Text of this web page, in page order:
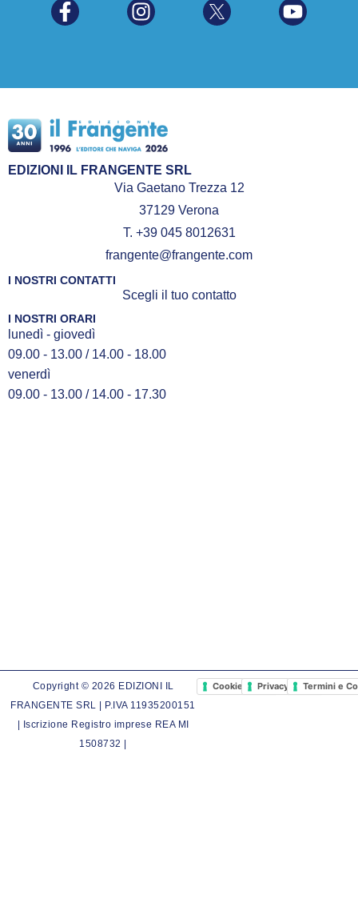
EDIZIONI IL FRANGENTE SRL
Via Gaetano Trezza 12
37129 Verona
T. +39 045 8012631
frangente@frangente.com
I NOSTRI CONTATTI
Scegli il tuo contatto
I NOSTRI ORARI
lunedì - giovedì
09.00 - 13.00 / 14.00 - 18.00
venerdì
09.00 - 13.00 / 14.00 - 17.30
Copyright © 2026 EDIZIONI IL
FRANGENTE SRL | P.IVA 11935200151
| Iscrizione Registro imprese REA MI
1508732 |
Cookie PolicyPrivacy PolicyTermini e